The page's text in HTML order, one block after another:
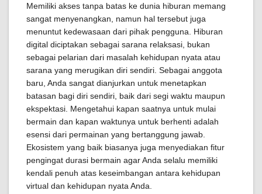
Memiliki akses tanpa batas ke dunia hiburan memang
sangat menyenangkan, namun hal tersebut juga
menuntut kedewasaan dari pihak pengguna. Hiburan
digital diciptakan sebagai sarana relaksasi, bukan
sebagai pelarian dari masalah kehidupan nyata atau
sarana yang merugikan diri sendiri. Sebagai anggota
baru, Anda sangat dianjurkan untuk menetapkan
batasan bagi diri sendiri, baik dari segi waktu maupun
ekspektasi. Mengetahui kapan saatnya untuk mulai
bermain dan kapan waktunya untuk berhenti adalah
esensi dari permainan yang bertanggung jawab.
Ekosistem yang baik biasanya juga menyediakan fitur
pengingat durasi bermain agar Anda selalu memiliki
kendali penuh atas keseimbangan antara kehidupan
virtual dan kehidupan nyata Anda.